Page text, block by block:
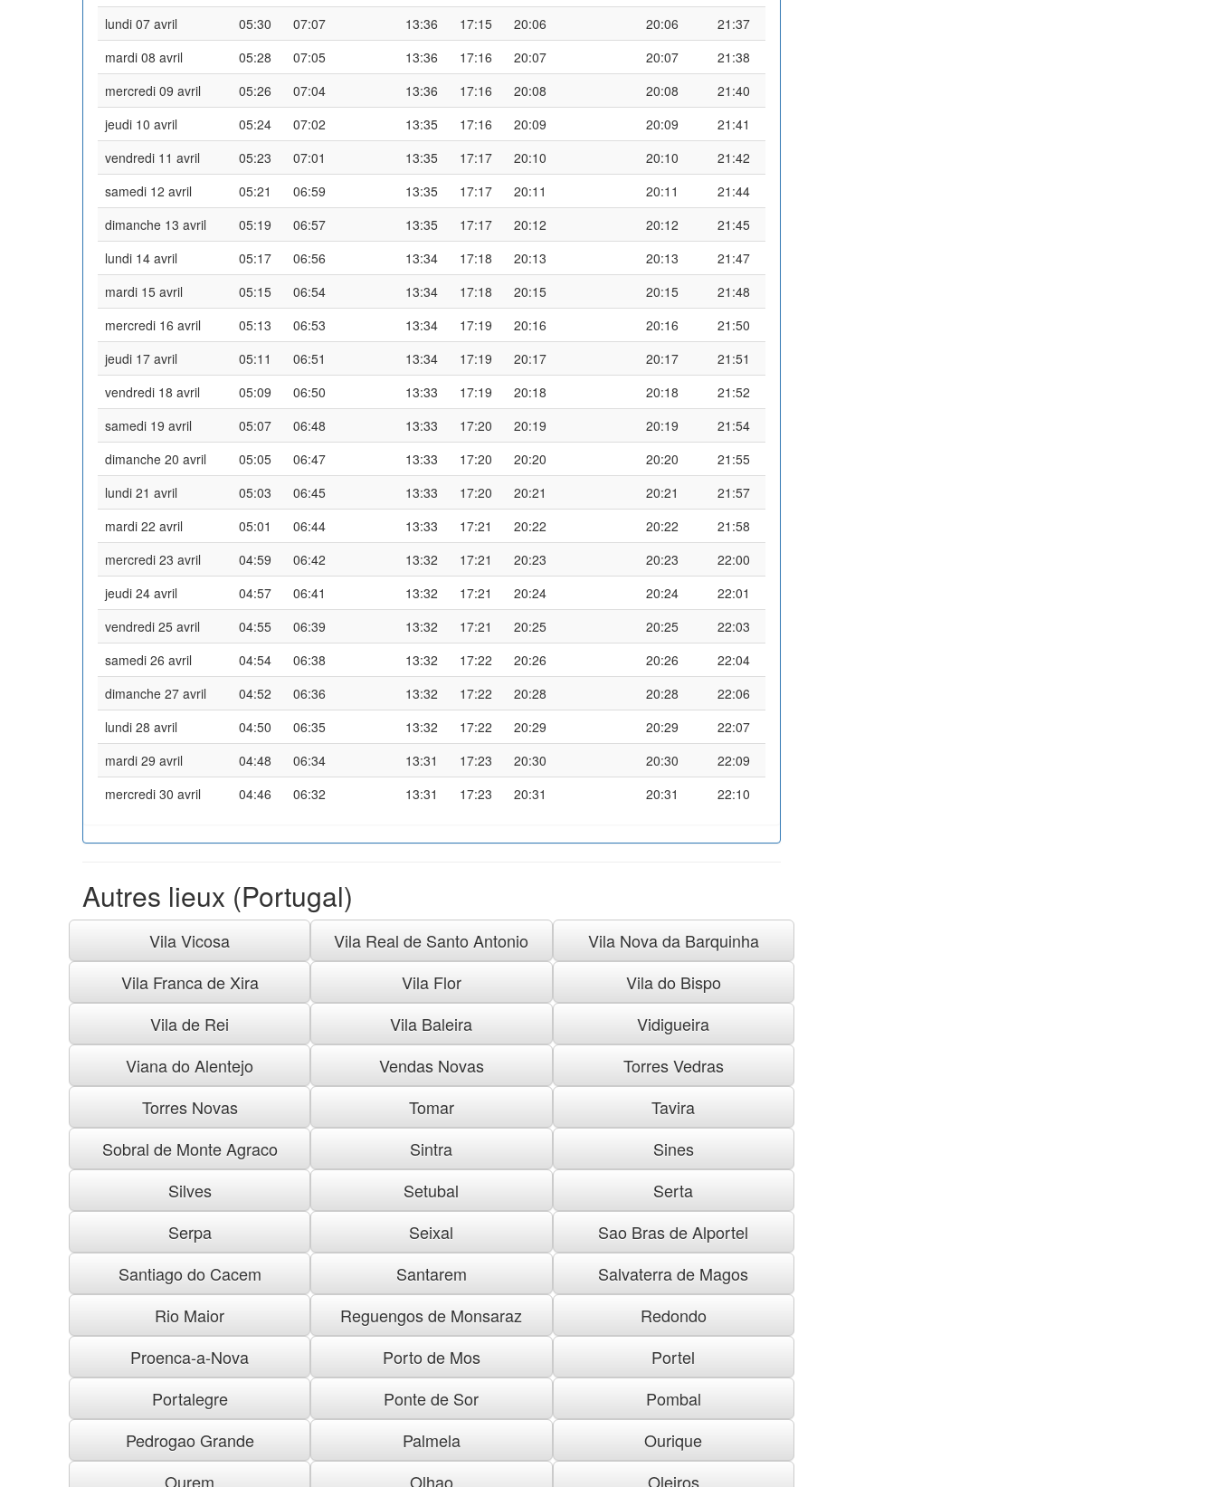
lundi 07 avril
05:30 07:07 13:36 17:15 20:06 20:06
21:37
mardi 08 avril
05:28 07:05 13:36 17:16 20:07 20:07
21:38
mercredi 09 avril
05:26 07:04 13:36 17:16 20:08 20:08
21:40
jeudi 10 avril
05:24 07:02 13:35 17:16 20:09 20:09
21:41
vendredi 11 avril
05:23 07:01 13:35 17:17 20:10 20:10
21:42
samedi 12 avril
05:21 06:59 13:35 17:17 20:11 20:11
21:44
dimanche 13 avril
05:19 06:57 13:35 17:17 20:12 20:12
21:45
lundi 14 avril
05:17 06:56 13:34 17:18 20:13 20:13
21:47
mardi 15 avril
05:15 06:54 13:34 17:18 20:15 20:15
21:48
mercredi 16 avril
05:13 06:53 13:34 17:19 20:16 20:16
21:50
jeudi 17 avril
05:11 06:51 13:34 17:19 20:17 20:17
21:51
vendredi 18 avril
05:09 06:50 13:33 17:19 20:18 20:18
21:52
samedi 19 avril
05:07 06:48 13:33 17:20 20:19 20:19
21:54
dimanche 20 avril
05:05 06:47 13:33 17:20 20:20 20:20
21:55
lundi 21 avril
05:03 06:45 13:33 17:20 20:21 20:21
21:57
mardi 22 avril
05:01 06:44 13:33 17:21 20:22 20:22
21:58
mercredi 23 avril
04:59 06:42 13:32 17:21 20:23 20:23
22:00
jeudi 24 avril
04:57 06:41 13:32 17:21 20:24 20:24
22:01
vendredi 25 avril
04:55 06:39 13:32 17:21 20:25 20:25
22:03
samedi 26 avril
04:54 06:38 13:32 17:22 20:26 20:26
22:04
dimanche 27 avril
04:52 06:36 13:32 17:22 20:28 20:28
22:06
lundi 28 avril
04:50 06:35 13:32 17:22 20:29 20:29
22:07
mardi 29 avril
04:48 06:34 13:31 17:23 20:30 20:30
22:09
mercredi 30 avril
04:46 06:32 13:31 17:23 20:31 20:31 22:10
Autres lieux (Portugal)
Vila Vicosa Vila Real de Santo Antonio
Vila Nova da Barquinha
Vila Franca de Xira
Vila Flor
Vila do Bispo
Vila de Rei
Vila Baleira
Vidigueira
Viana do Alentejo
Vendas Novas
Torres Vedras
Torres Novas
Tomar
Tavira
Sobral de Monte Agraco
Sintra
Sines
Silves
Setubal
Serta
Serpa
Seixal
Sao Bras de Alportel
Santiago do Cacem
Santarem
Salvaterra de Magos
Rio Maior
Reguengos de Monsaraz
Redondo
Proenca-a-Nova
Porto de Mos
Portel
Portalegre
Ponte de Sor
Pombal
Pedrogao Grande
Palmela
Ourique
Ourem
Olhao Oleiros